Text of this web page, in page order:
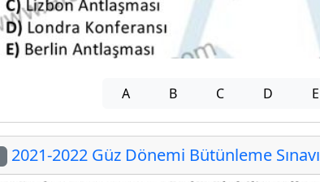
A B C D E
2021-2022 Güz Dönemi Bütünleme Sınavı